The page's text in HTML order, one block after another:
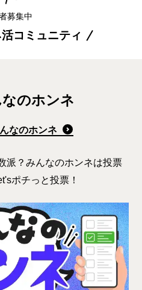
募集中
コミュニティ
のホンネ
なのホンネ
派？みんなのホンネは投票
ポチっと投票！